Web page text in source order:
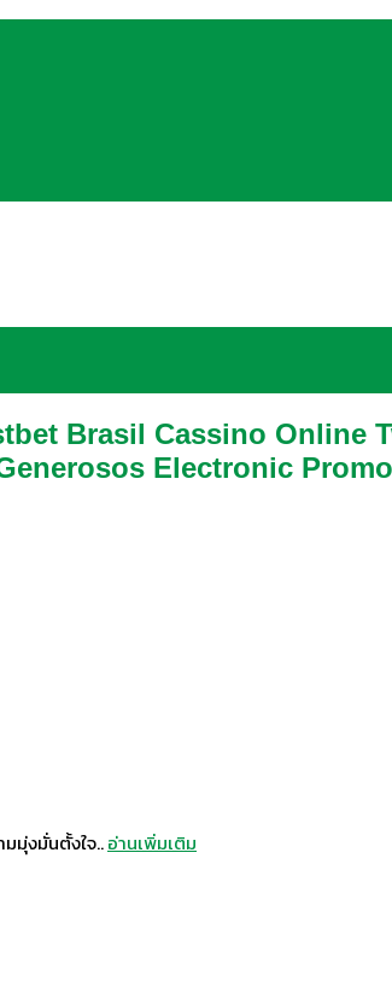
Brasil Cassino Online
Electronic
มุ่งมั่นตั้งใจ..อ่านเพิ่มเติม